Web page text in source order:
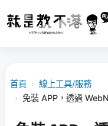
首頁 › 線上工具/服務
› 免裝 APP，透過